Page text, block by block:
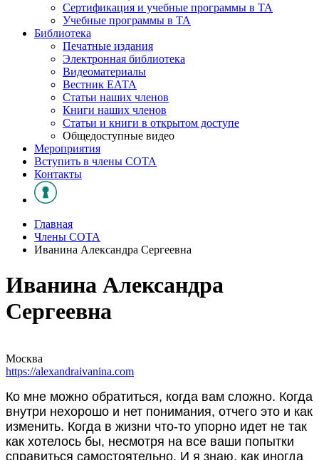
Сертификация и учебные программы в ТА
Учебные программы в ТА
Библиотека
Печатные издания
Электронная библиотека
Видеоматериалы
Вестник ЕАТА
Статьи наших членов
Книги наших членов
Статьи и книги в открытом доступе
Общедоступные видео
Мероприятия
Вступить в члены СОТА
Контакты
Главная
Члены СОТА
Иванина Александра Сергеевна
Иванина Александра
Сергеевна
Москва
https://alexandraivanina.com
Ко мне можно обратиться, когда вам сложно. Когда
внутри нехорошо и нет понимания, отчего это и как
изменить. Когда в жизни что-то упорно идет не так
как хотелось бы, несмотря на все ваши попытки
справиться самостоятельно. И я знаю, как иногда